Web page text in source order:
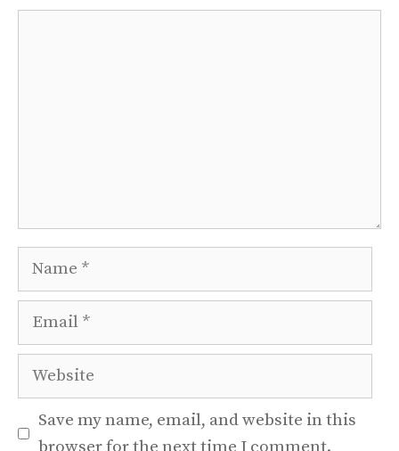
Name
Email
Website
Save my name, email, and website in this